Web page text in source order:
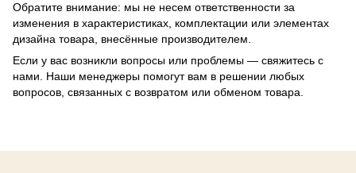
Обратите внимание: мы не несем ответственности за
изменения в характеристиках, комплектации или элементах
дизайна товара, внесённые производителем.
Если у вас возникли вопросы или проблемы — свяжитесь с
нами. Наши менеджеры помогут вам в решении любых
вопросов, связанных с возвратом или обменом товара.